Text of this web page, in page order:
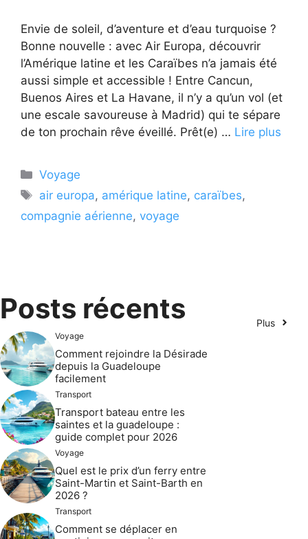
Envie de soleil, d’aventure et d’eau turquoise ?
Bonne nouvelle : avec Air Europa, découvrir
l’Amérique latine et les Caraïbes n’a jamais été
aussi simple et accessible ! Entre Cancun,
Buenos Aires et La Havane, il n’y a qu’un vol (et
une escale savoureuse à Madrid) qui te sépare
de ton prochain rêve éveillé. Prêt(e) … Lire plus
Catégories
Voyage
Étiquettes
air europa, amérique latine, caraïbes,
compagnie aérienne, voyage
Posts récents Plus
Voyage
Comment rejoindre la Désirade
depuis la Guadeloupe
facilement
Transport
Transport bateau entre les
saintes et la guadeloupe :
guide complet pour 2026
Voyage
Quel est le prix d’un ferry entre
Saint-Martin et Saint-Barth en
2026 ?
Transport
Comment se déplacer en